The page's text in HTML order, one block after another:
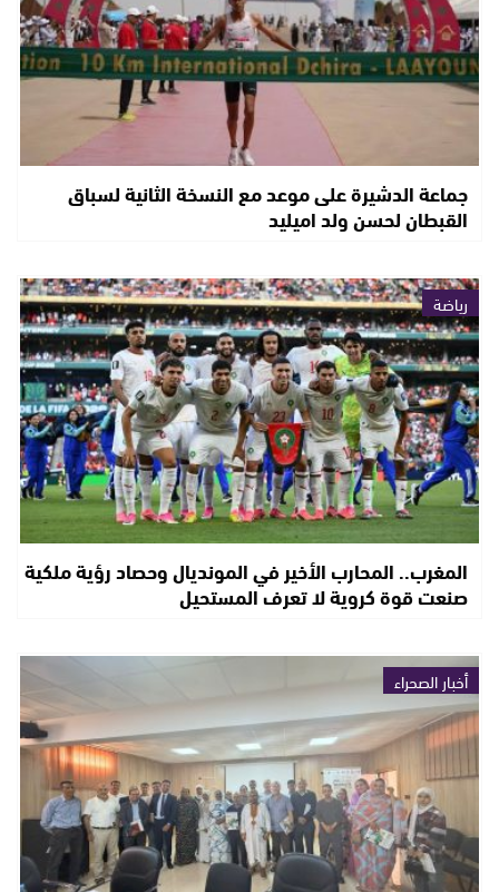
جماعة الدشيرة على موعد مع النسخة الثانية لسباق
القبطان لحسن ولد اميليد
رياضة
المغرب.. المحارب الأخير في المونديال وحصاد رؤية ملكية
صنعت قوة كروية لا تعرف المستحيل
أخبار الصحراء